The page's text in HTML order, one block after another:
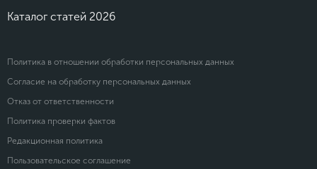
Каталог статей 2026
Политика в отношении обработки персональных данных
Согласие на обработку персональных данных
Отказ от ответственности
Политика проверки фактов
Редакционная политика
Пользовательское соглашение